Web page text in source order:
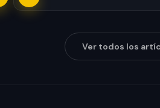
Ver todos los